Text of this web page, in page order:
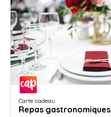
Carte cadeau
Repas gastronomiques